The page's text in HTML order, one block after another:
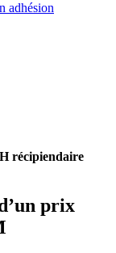
adhésion
récipiendaire
prix